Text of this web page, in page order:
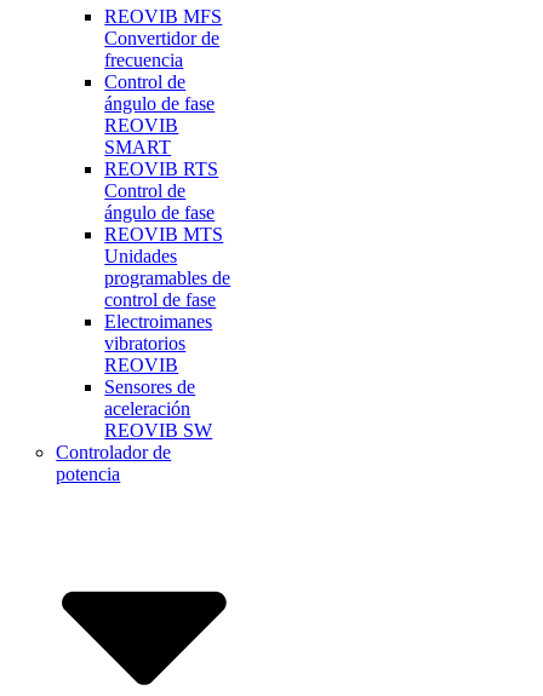
REOVIB MFS
Convertidor de
frecuencia
Control de
ángulo de fase
REOVIB
SMART
REOVIB RTS
Control de
ángulo de fase
REOVIB MTS
Unidades
programables de
control de fase
Electroimanes
vibratorios
REOVIB
Sensores de
aceleración
REOVIB SW
Controlador de
potencia